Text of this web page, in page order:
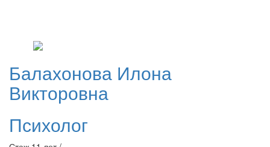
Балахонова Илона
Викторовна
Психолог